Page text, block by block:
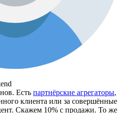
Есть партнёрские агрегаторы,
клиента или за совершённые
Скажем 10% с продажи. То же